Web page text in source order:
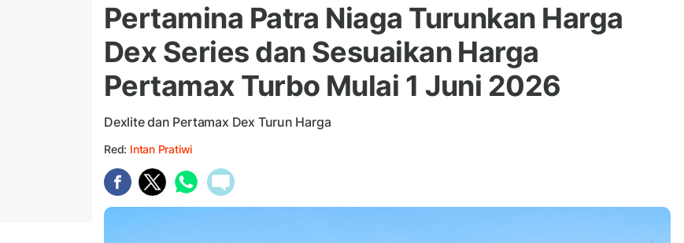
Pertamina Patra Niaga Turunkan Harga
Dex Series dan Sesuaikan Harga
Pertamax Turbo Mulai 1 Juni 2026
Dexlite dan Pertamax Dex Turun Harga
Red: Intan Pratiwi